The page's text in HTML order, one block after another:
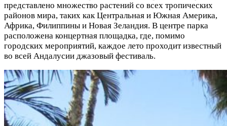
представлено множество растений со всех тропических
районов мира, таких как Центральная и Южная Америка,
Африка, Филиппины и Новая Зеландия. В центре парка
расположена концертная площадка, где, помимо
городских мероприятий, каждое лето проходит известный
во всей Андалусии джазовый фестиваль.